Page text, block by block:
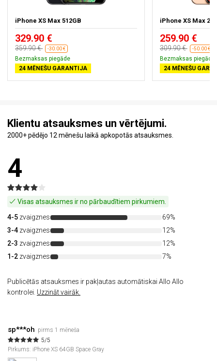
iPhone XS Max 512GB
329.90 €
359.90 € -30.00 €
Bezmaksas piegāde
24 MĒNEŠU GARANTIJA
iPhone XS Max
259.90 €
309.90 € -50.00 €
Bezmaksas piegāde
24 MĒNEŠU
Klientu atsauksmes un vērtējumi.
2000+ pēdējo 12 mēnešu laikā apkopotās atsauksmes.
4
Visas atsauksmes ir no pārbaudītiem pirkumiem.
4-5 zvaigznes
69%
3-4 zvaigznes
12%
2-3 zvaigznes
12%
1-2 zvaigznes 7%
Publicētās atsauksmes ir pakļautas automātiskai Allo Allo
kontrolei. Uzzināt vairāk.
sp***oh pirms 1 mēneša
5/5
Pirkums: iPhone XS 64GB Space Gray